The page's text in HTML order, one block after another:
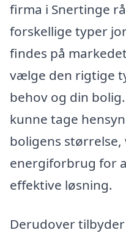
firma i Snertinge
forskellige typer
findes på
vælge den rigtige
behov og din
kunne tage
boligens
energiforbrug for
effektive løsning.
Derudover